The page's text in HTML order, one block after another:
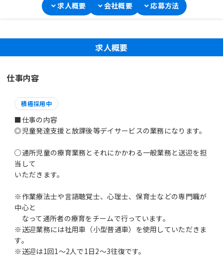
求人概要 会社概要 応募方法
求人概要
仕事内容
積極採用中
■仕事の内容
◎児童発達支援と放課後等デイサービスの業務になります。
○通所児童の療育業務とそれにかかわる一般業務と送迎を担
当して
いただきます。
※作業療法士や言語聴覚士、心理士、保育士などの専門職が
中心と
なって通所者の療育をチームで行っています。
※送迎業務には社用車（小型普通車）を使用していただきま
す。